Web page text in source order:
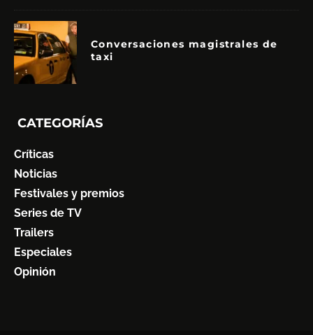
Conversaciones magistrales de
taxi
CATEGORÍAS
Críticas
Noticias
Festivales y premios
Series de TV
Trailers
Especiales
Opinión